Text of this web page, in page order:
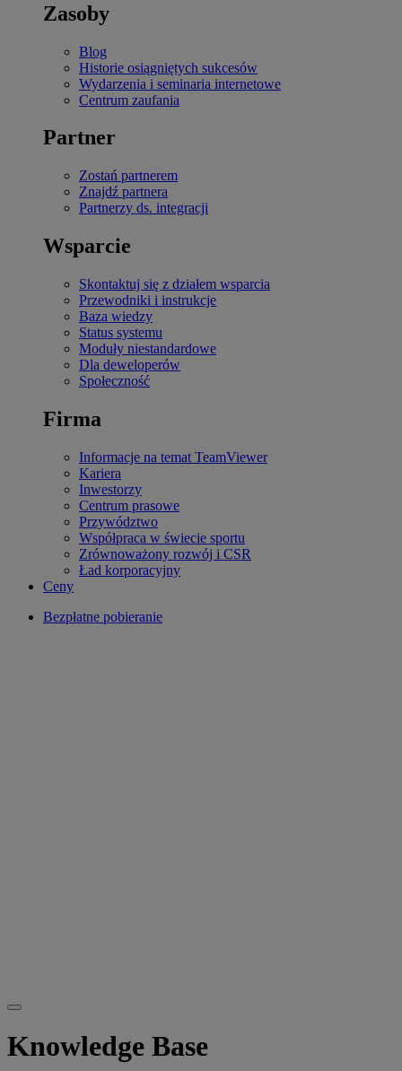
Zasoby
Blog
Historie osiągniętych sukcesów
Wydarzenia i seminaria internetowe
Centrum zaufania
Partner
Zostań partnerem
Znajdź partnera
Partnerzy ds. integracji
Wsparcie
Skontaktuj się z działem wsparcia
Przewodniki i instrukcje
Baza wiedzy
Status systemu
Moduły niestandardowe
Dla deweloperów
Społeczność
Firma
Informacje na temat TeamViewer
Kariera
Inwestorzy
Centrum prasowe
Przywództwo
Współpraca w świecie sportu
Zrównoważony rozwój i CSR
Ład korporacyjny
Ceny
Bezpłatne pobieranie
Knowledge Base